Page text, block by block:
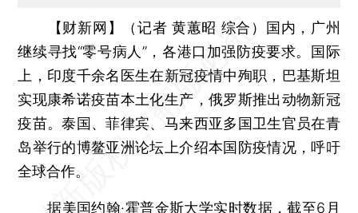
【财新网】（记者 黄蕙昭 综合）
国内，广州
继续寻找“零号病人”，各港口加强防疫要求。国际
上，印度千余名医生在新冠疫情中殉职，巴基斯坦
实现康希诺疫苗本土化生产，俄罗斯推出动物新冠
疫苗。泰国、菲律宾、马来西亚多国卫生官员在青
岛举行的博鳌亚洲论坛上介绍本国防疫情况，呼吁
全球合作。
据美国约翰·霍普金斯大学实时数据，截至6月